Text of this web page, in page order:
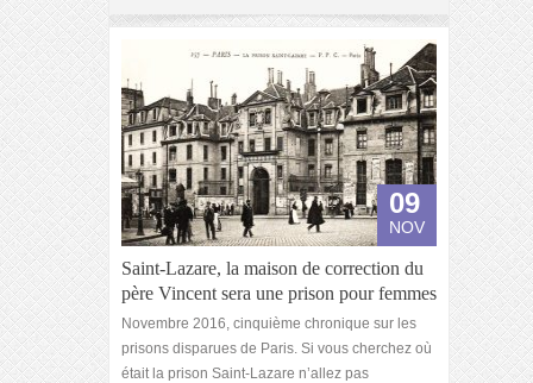
09
NOV
Saint-Lazare, la maison de correction du
père Vincent sera une prison pour femmes
Novembre 2016, cinquième chronique sur les
prisons disparues de Paris. Si vous cherchez où
était la prison Saint-Lazare n’allez pas